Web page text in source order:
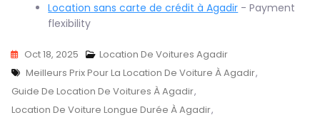
Location sans carte de crédit à Agadir - Payment
flexibility
Oct 18, 2025
Location De Voitures Agadir
Tags
Meilleurs Prix Pour La Location De Voiture À Agadir,
Guide De Location De Voitures À Agadir,
Location De Voiture Longue Durée À Agadir,